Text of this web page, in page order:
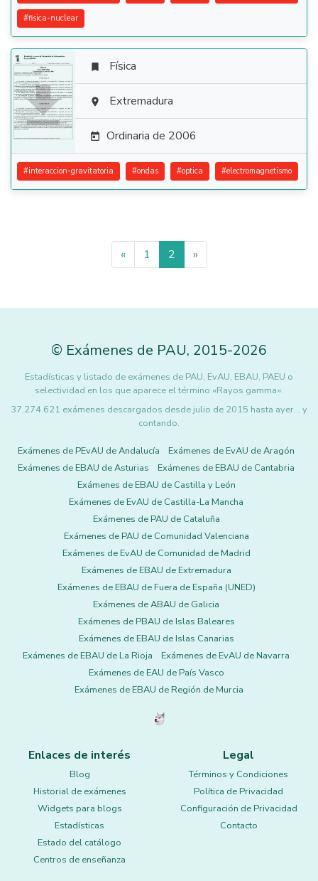
#fisica-nuclear

 Física
 Extremadura
 Ordinaria de 2006
#interaccion-gravitatoria #ondas #optica #electromagnetismo
« 1 2 »
© Exámenes de PAU, 2015-2026
Estadísticas y listado de exámenes de PAU, EvAU, EBAU, PAEU o
selectividad en los que aparece el término «Rayos gamma».
37.274.621 exámenes descargados desde julio de 2015 hasta ayer... y
contando.
Exámenes de PEvAU de Andalucía
Exámenes de EvAU de Aragón
Exámenes de EBAU de Asturias
Exámenes de EBAU de Cantabria
Exámenes de EBAU de Castilla y León
Exámenes de EvAU de Castilla-La Mancha
Exámenes de PAU de Cataluña
Exámenes de PAU de Comunidad Valenciana
Exámenes de EvAU de Comunidad de Madrid
Exámenes de EBAU de Extremadura
Exámenes de EBAU de Fuera de España (UNED)
Exámenes de ABAU de Galicia
Exámenes de PBAU de Islas Baleares
Exámenes de EBAU de Islas Canarias
Exámenes de EBAU de La Rioja
Exámenes de EvAU de Navarra
Exámenes de EAU de País Vasco
Exámenes de EBAU de Región de Murcia
Enlaces de interés
Blog
Historial de exámenes
Widgets para blogs
Estadísticas
Estado del catálogo
Centros de enseñanza
Legal
Términos y Condiciones
Política de Privacidad
Configuración de Privacidad
Contacto